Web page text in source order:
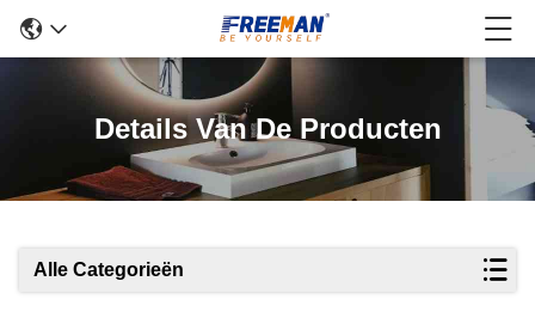
Details Van De Producten
Alle Categorieën